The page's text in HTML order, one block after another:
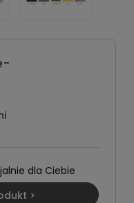
dla Ciebie
>